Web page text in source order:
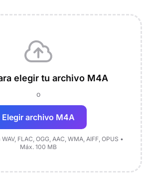
elegir tu archivo M4A
o
Elegir archivo M4A
FLAC, OGG, AAC, WMA, AIFF, OPUS •
Máx. 100 MB